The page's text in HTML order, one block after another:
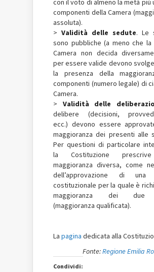
con il voto di almeno la metà più
componenti della Camera
assoluta).
> Validità delle sedute. Le
sono pubbliche (a meno che la
Camera non decida
per essere valide devono
la presenza della
componenti (numero legale) di
Camera.
> Validità delle
delibere (decisioni,
ecc.) devono essere
maggioranza dei presenti alle
Per questioni di particolare
la Costituzione
maggioranza diversa, come
dell’approvazione di una
costituzionale per la quale è
maggioranza dei due
(maggioranza qualificata).
La pagina dedicata alla
Fonte:Regione Emilia
Condividi: